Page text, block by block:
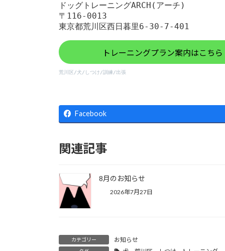
ドッグトレーニングARCH(アーチ)
〒116-0013
東京都荒川区西日暮里6-30-7-401
トレーニングプラン案内は こちら
荒川区/犬/しつけ/訓練/出張
Facebook
関連記事
8月のお知らせ
2026年7月27日
カテゴリー お知らせ